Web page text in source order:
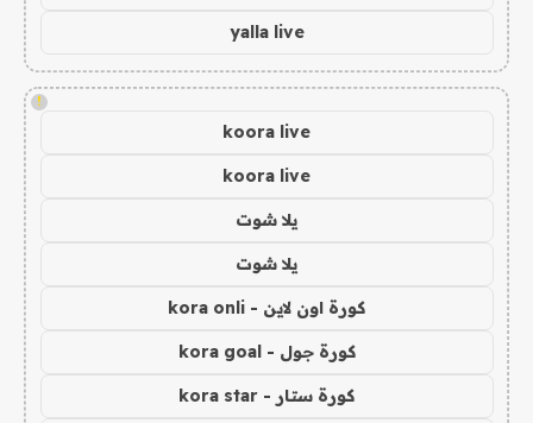
yalla live
!
koora live
koora live
يلا شوت
يلا شوت
كورة اون لاين - kora onli
كورة جول - kora goal
كورة ستار - kora star